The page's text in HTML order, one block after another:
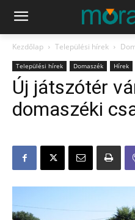
Kezdőlap Települési hírek
Települési hírek Domaszék Hírek
Új játszótér
domaszéki